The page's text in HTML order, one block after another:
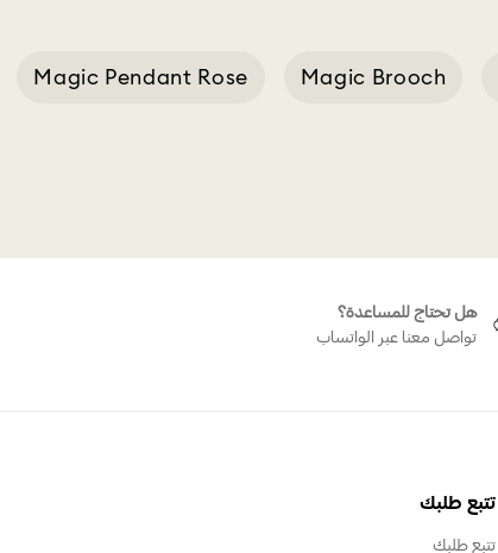
Magic Brooch
Magic Pendant Rose
هل تحتاج للمساعدة؟
تواصل معنا عبر الواتساب
تتبع طلبك
تتبع طلبك